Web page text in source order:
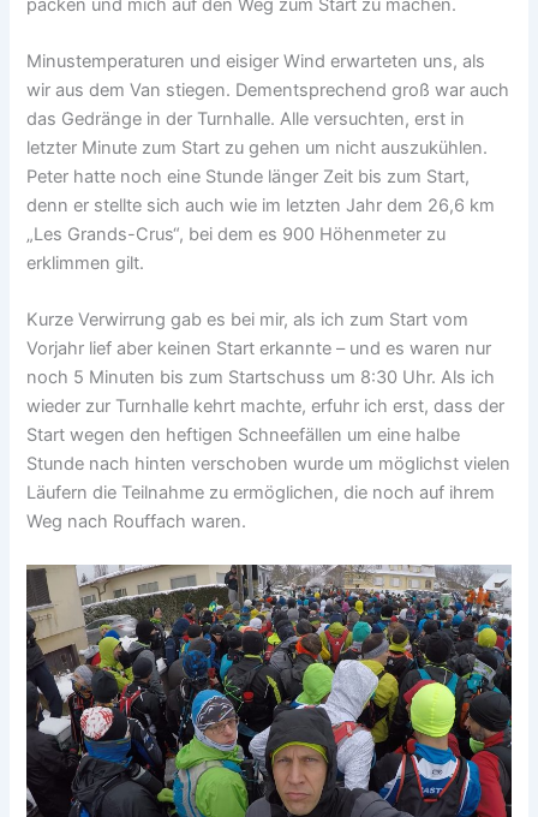
packen und mich auf den Weg zum Start zu machen.
Minustemperaturen und eisiger Wind erwarteten uns, als
wir aus dem Van stiegen. Dementsprechend groß war auch
das Gedränge in der Turnhalle. Alle versuchten, erst in
letzter Minute zum Start zu gehen um nicht auszukühlen.
Peter hatte noch eine Stunde länger Zeit bis zum Start,
denn er stellte sich auch wie im letzten Jahr dem 26,6 km
„Les Grands-Crus“, bei dem es 900 Höhenmeter zu
erklimmen gilt.
Kurze Verwirrung gab es bei mir, als ich zum Start vom
Vorjahr lief aber keinen Start erkannte – und es waren nur
noch 5 Minuten bis zum Startschuss um 8:30 Uhr. Als ich
wieder zur Turnhalle kehrt machte, erfuhr ich erst, dass der
Start wegen den heftigen Schneefällen um eine halbe
Stunde nach hinten verschoben wurde um möglichst vielen
Läufern die Teilnahme zu ermöglichen, die noch auf ihrem
Weg nach Rouffach waren.